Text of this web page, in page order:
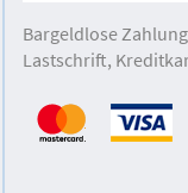
Bargeldlose
Lastschrift,